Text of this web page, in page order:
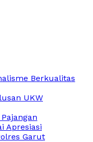
Berkualitas
UKW
Apresiasi
Garut